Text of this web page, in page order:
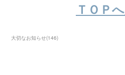
ＴＯＰ
大切なお知らせ(146)